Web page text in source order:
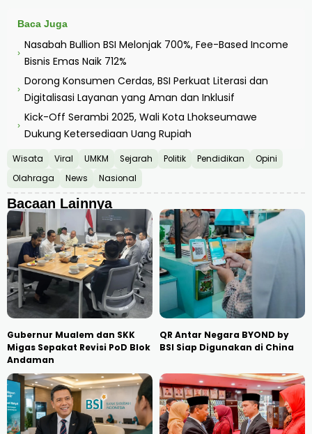
Baca Juga
›
Nasabah Bullion BSI Melonjak 700%, Fee-Based Income
Bisnis Emas Naik 712%
›
Dorong Konsumen Cerdas, BSI Perkuat Literasi dan
Digitalisasi Layanan yang Aman dan Inklusif
›
Kick-Off Serambi 2025, Wali Kota Lhokseumawe
Dukung Ketersediaan Uang Rupiah
Wisata Viral UMKM Sejarah Politik Pendidikan
Opini
Olahraga
News Nasional
Bacaan Lainnya
Gubernur Mualem dan SKK
Migas Sepakat Revisi PoD Blok
Andaman
QR Antar Negara BYOND by
BSI Siap Digunakan di China